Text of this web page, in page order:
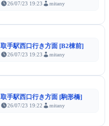
26/07/23 19:23 mitany
取手駅西口行き方面 [B2棟前]
26/07/23 19:23 mitany
取手駅西口行き方面 [駒形橋]
26/07/23 19:22 mitany